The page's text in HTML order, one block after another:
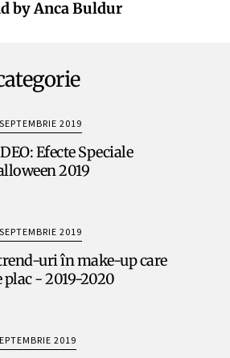
by Anca Buldur
2019
Efecte Speciale
2019
2019
uri în make-up care
plac - 2019-2020
2019